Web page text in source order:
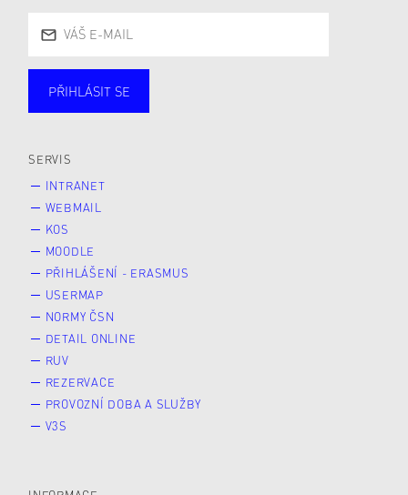
PŘIHLÁSIT SE
SERVIS
INTRANET
WEBMAIL
KOS
MOODLE
PŘIHLÁŠENÍ - ERASMUS
USERMAP
NORMY ČSN
DETAIL ONLINE
RUV
REZERVACE
PROVOZNÍ DOBA A SLUŽBY
V3S